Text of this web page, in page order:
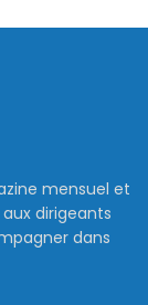
mensuel et
dirigeants
dans